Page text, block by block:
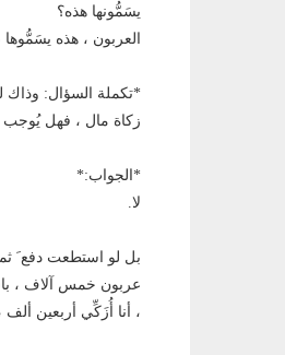
يسَمُّونها هذه؟
العربون ، هذه
*تكملة السؤال: وذاك
زكاة مال ، فهل يُوجب
*الجواب:*
لا.
بل لو استطعت دفع
عربون خمس آلاف ،
، أنا أُزَكِّي أربعين